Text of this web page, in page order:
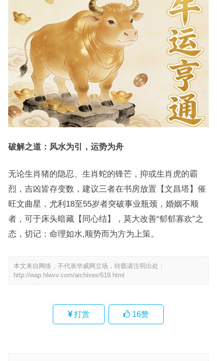
破解之道：风水为引，运势为舟
无论生肖猪的隐忍、生肖蛇的锋芒，抑或生肖虎的霸
烈，吉凶皆存变数，建议三者在书房放置【文昌塔】催
旺文曲星，尤利18至55岁者突破事业瓶颈，婚姻不顺
者，可于床头暗藏【同心结】，莫大改善“郁郁寡欢”之
态，切记：命理如水,顺势而为方为上策。
本文来自网络，不代表华威网立场，转载请注明出处：
http://wap.hlwvv.com/archives/619.html
打赏 16赞